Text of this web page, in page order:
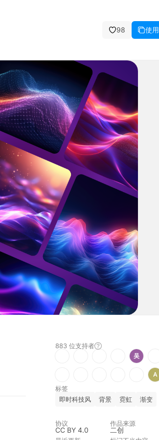
98 使用
883 位支持者
吴
A
标签
即时科技风
背景 霓虹 渐变
协议
CC BY 4.0
作品来源
二创
团队
加载失败，